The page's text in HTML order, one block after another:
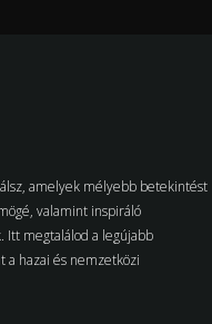
amelyek mélyebb betekintést
valamint inspiráló
Itt megtalálod a legújabb
hazai és nemzetközi